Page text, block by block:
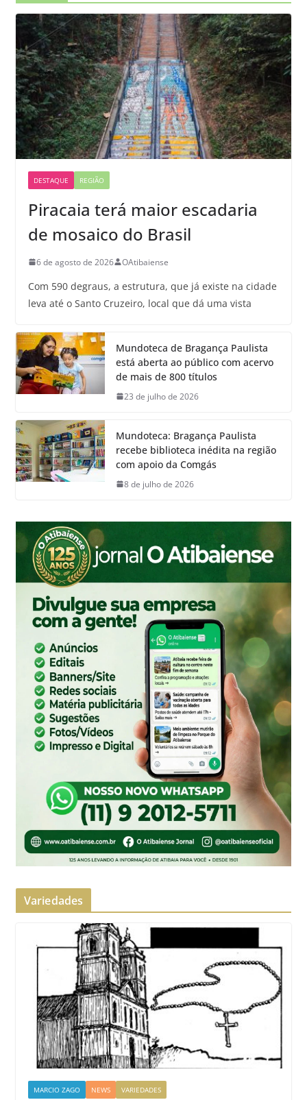
DESTAQUE REGIÃO
Piracaia terá maior escadaria
de mosaico do Brasil
6 de agosto de 2026 OAtibaiense
Com 590 degraus, a estrutura, que já existe na cidade
leva até o Santo Cruzeiro, local que dá uma vista
Mundoteca de Bragança Paulista
está aberta ao público com acervo
de mais de 800 títulos
23 de julho de 2026
Mundoteca: Bragança Paulista
recebe biblioteca inédita na região
com apoio da Comgás
8 de julho de 2026
Variedades
MARCIO ZAGO NEWS VARIEDADES